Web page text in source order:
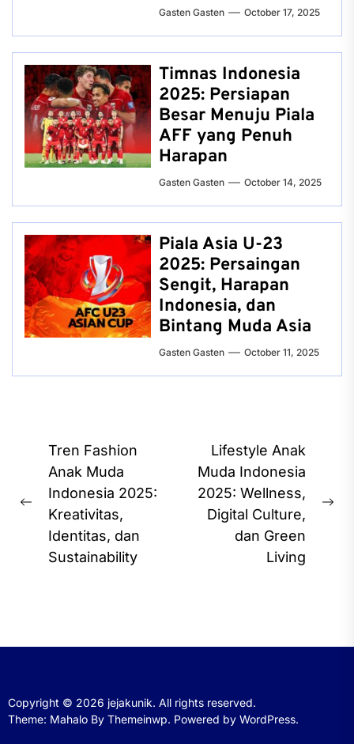
Gasten Gasten October 17, 2025
Timnas Indonesia
2025: Persiapan
Besar Menuju Piala
AFF yang Penuh
Harapan
Gasten Gasten October 14, 2025
Piala Asia U-23
2025: Persaingan
Sengit, Harapan
Indonesia, dan
Bintang Muda Asia
Gasten Gasten October 11, 2025
Post
navigation
Previous
post:
Tren Fashion
Anak Muda
Indonesia 2025:
Kreativitas,
Identitas, dan
Sustainability
Lifestyle Anak
Muda Indonesia
2025: Wellness,
Digital Culture,
dan Green
Living
Copyright © 2026 jejakunik. All rights reserved.
Theme: Mahalo By Themeinwp. Powered by WordPress.